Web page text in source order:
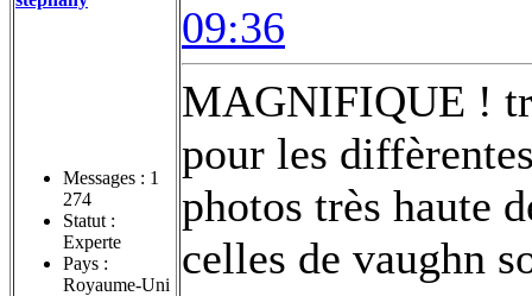
Messages : 1
274
Statut :
Experte
Pays :
Royaume-Uni
09:36
MAGNIFIQUE !
pour les
photos très haute
celles de vaughn